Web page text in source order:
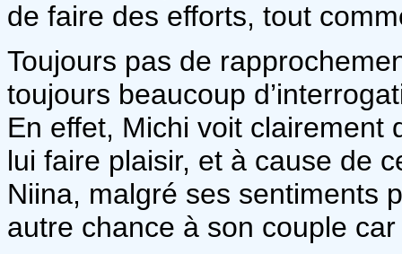
de faire des efforts, tout
Toujours pas de
toujours beaucoup
En effet, Michi voit clairement
lui faire plaisir, et à cause de
Niina, malgré ses sentiments
autre chance à son couple